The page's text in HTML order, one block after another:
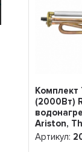
Комплект
(2000Вт)
Ariston,
AquaVerso
20771
Артикул: